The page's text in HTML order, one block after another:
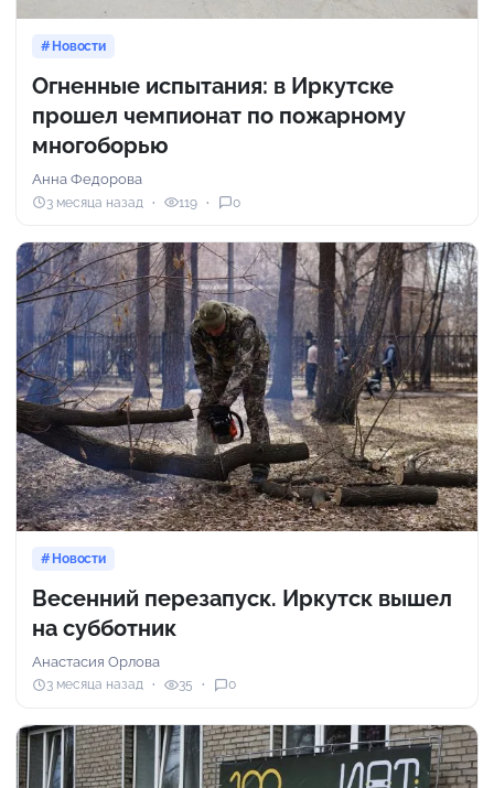
Новости
Огненные испытания: в Иркутске
прошел чемпионат по пожарному
многоборью
Анна Федорова
3 месяца назад 119 0
Новости
Весенний перезапуск. Иркутск вышел
на субботник
Анастасия Орлова
3 месяца назад 35 0